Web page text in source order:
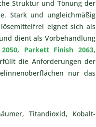
Struktur und Tönung der
Stark und ungleichmäßig
eignet sich als
dient als Vorbehandlung
, Parkett Finish 2063,
die Anforderungen der
nur das
Titandioxid, Kobalt-